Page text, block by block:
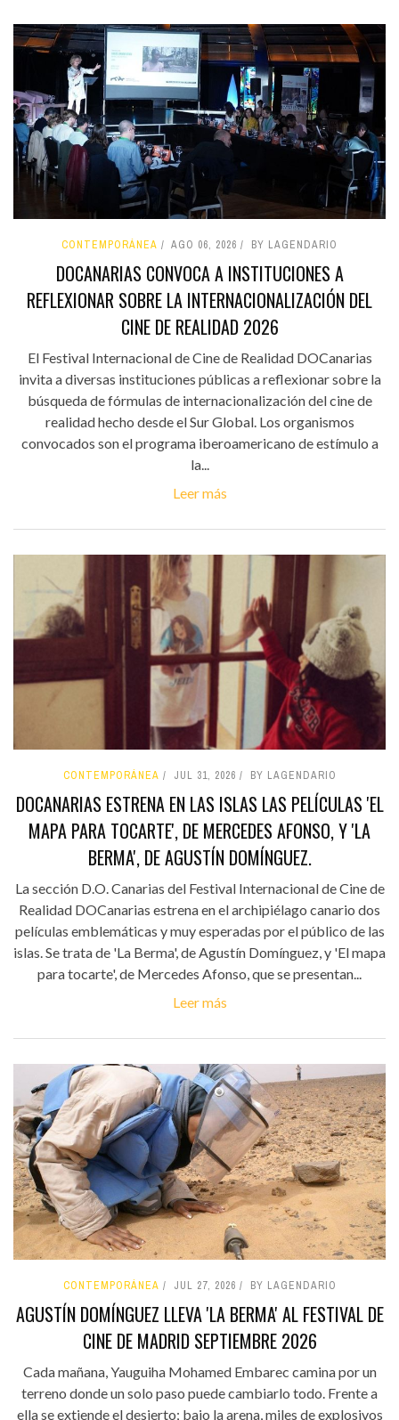
CONTEMPORÁNEA AGO 06, 2026 BY LAGENDARIO
DOCANARIAS CONVOCA A INSTITUCIONES A
REFLEXIONAR SOBRE LA INTERNACIONALIZACIÓN DEL
CINE DE REALIDAD 2026
El Festival Internacional de Cine de Realidad DOCanarias
invita a diversas instituciones públicas a reflexionar sobre la
búsqueda de fórmulas de internacionalización del cine de
realidad hecho desde el Sur Global. Los organismos
convocados son el programa iberoamericano de estímulo a
la...
Leer más
CONTEMPORÁNEA JUL 31, 2026 BY LAGENDARIO
DOCANARIAS ESTRENA EN LAS ISLAS LAS PELÍCULAS 'EL
MAPA PARA TOCARTE', DE MERCEDES AFONSO, Y 'LA
BERMA', DE AGUSTÍN DOMÍNGUEZ.
La sección D.O. Canarias del Festival Internacional de Cine de
Realidad DOCanarias estrena en el archipiélago canario dos
películas emblemáticas y muy esperadas por el público de las
islas. Se trata de 'La Berma', de Agustín Domínguez, y 'El mapa
para tocarte', de Mercedes Afonso, que se presentan...
Leer más
CONTEMPORÁNEA JUL 27, 2026 BY LAGENDARIO
AGUSTÍN DOMÍNGUEZ LLEVA 'LA BERMA' AL FESTIVAL DE
CINE DE MADRID SEPTIEMBRE 2026
Cada mañana, Yauguiha Mohamed Embarec camina por un
terreno donde un solo paso puede cambiarlo todo. Frente a
ella se extiende el desierto; bajo la arena, miles de explosivos